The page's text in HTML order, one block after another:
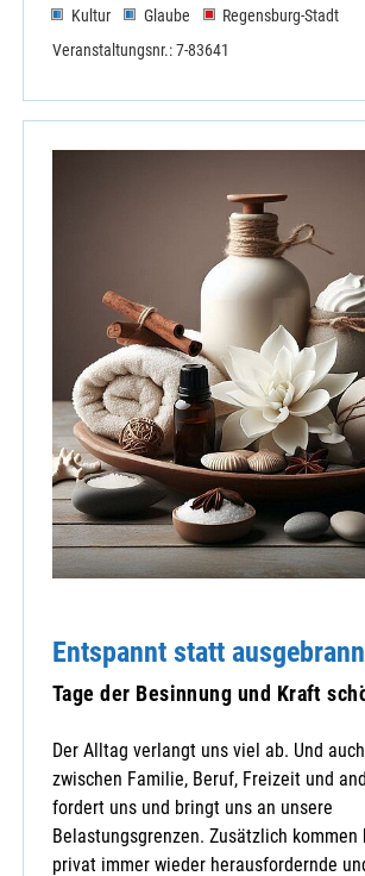
Kultur Glaube
Regensburg-Stadt
Veranstaltungsnr.: 7-83641
Entspannt statt
Tage der Besinnung und Kraft
Der Alltag verlangt uns viel ab. Und
zwischen Familie, Beruf, Freizeit und
fordert uns und bringt uns an unsere
Belastungsgrenzen. Zusätzlich
privat immer wieder herausfordernde